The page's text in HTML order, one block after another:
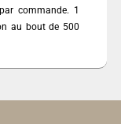
commande. 1
au bout de 500